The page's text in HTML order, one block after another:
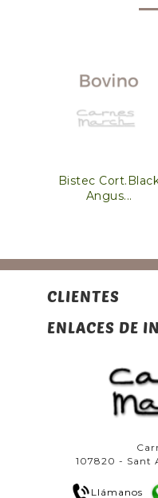
Bistec
Angus...
CLIENTES
ENLACES DE
107820 - Sant
Llámanos